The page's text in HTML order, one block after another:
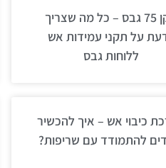
תקן 75 גבס – כל מה שצריך
על תקני עמידות אש
ללוחות גבס
כיבוי אש – איך להכשיר
להתמודד עם שריפות?